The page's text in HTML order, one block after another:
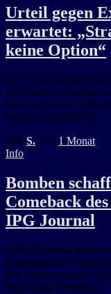
Urteil gegen
erwartet:
keine Option“
Der Jurist Wolfgang
Verfahren im Ausland
und Europa das
https://ift.tt/iglnMyY
Von S., vor 1 Monat
Info
Bomben
Comeback
IPG Journal
Selbst Großmächte
Ausgerechnet Trumps
ihre Grenzen stößt.
https://ift.tt/TWs0S26